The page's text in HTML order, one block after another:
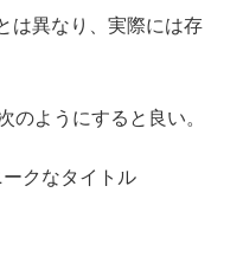
は異なり、実際には存
のようにすると良い。
クなタイトル